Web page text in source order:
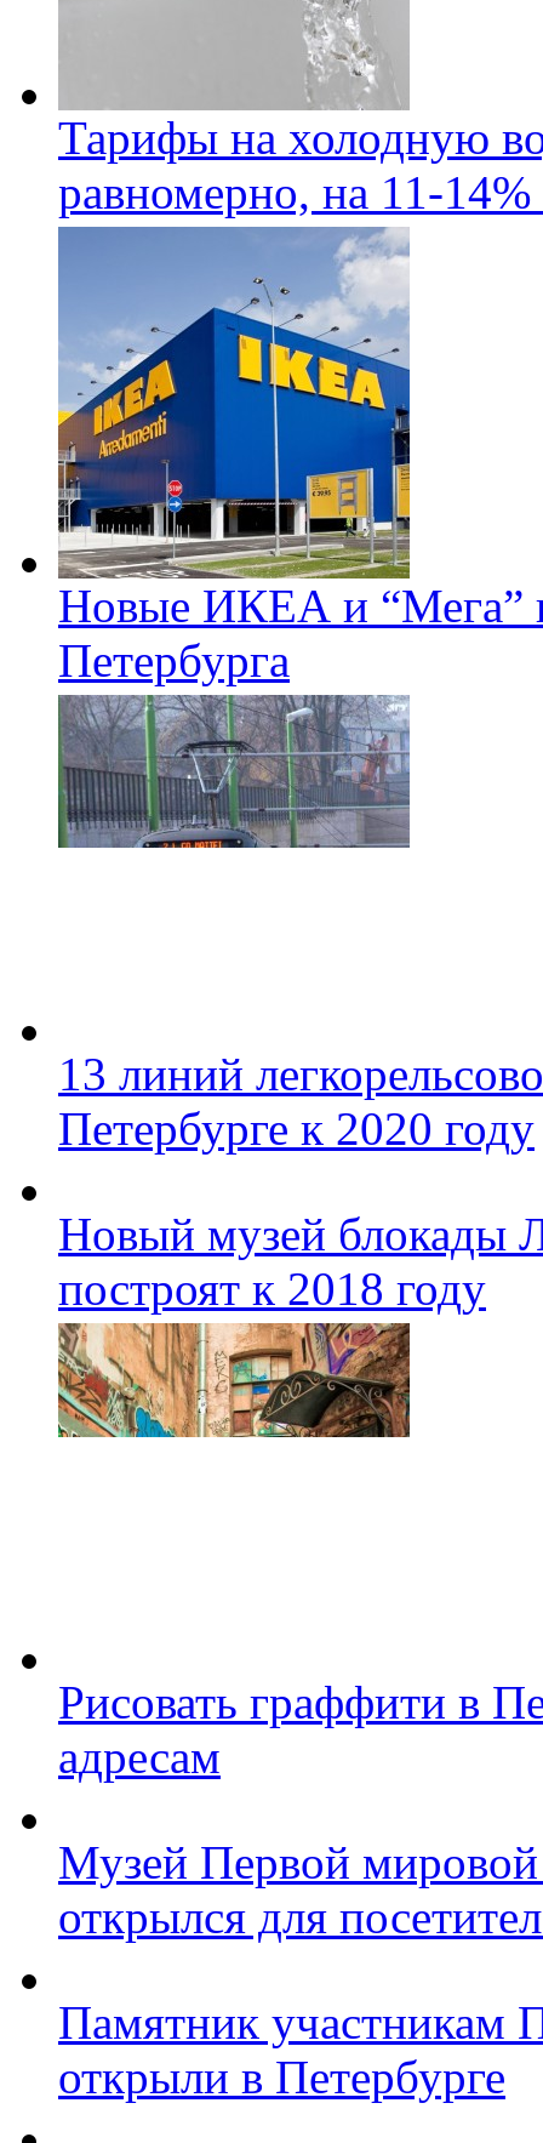
Тарифы на холодную
равномерно, на 11-14%
Новые ИКЕА и “Мега”
Петербурга
13 линий
Петербурге к 2020 году
Новый музей блокады
построят к 2018 году
Рисовать граффити в
адресам
Музей Первой
открылся для
Памятник участникам
открыли в Петербурге